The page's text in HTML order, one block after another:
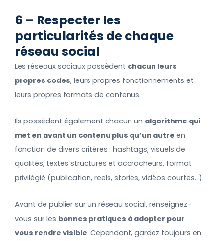
6 – Respecter les
particularités de chaque
réseau social
Les réseaux sociaux possèdent chacun leurs
propres codes, leurs propres fonctionnements et
leurs propres formats de contenus.
Ils possèdent également chacun un algorithme qui
met en avant un contenu plus qu’un autre en
fonction de divers critères : hashtags, visuels de
qualités, textes structurés et accrocheurs, format
privilégié (publication, reels, stories, vidéos courtes…).
Avant de publier sur un réseau social, renseignez-
vous sur les bonnes pratiques à adopter pour
vous rendre visible. Cependant, gardez toujours en